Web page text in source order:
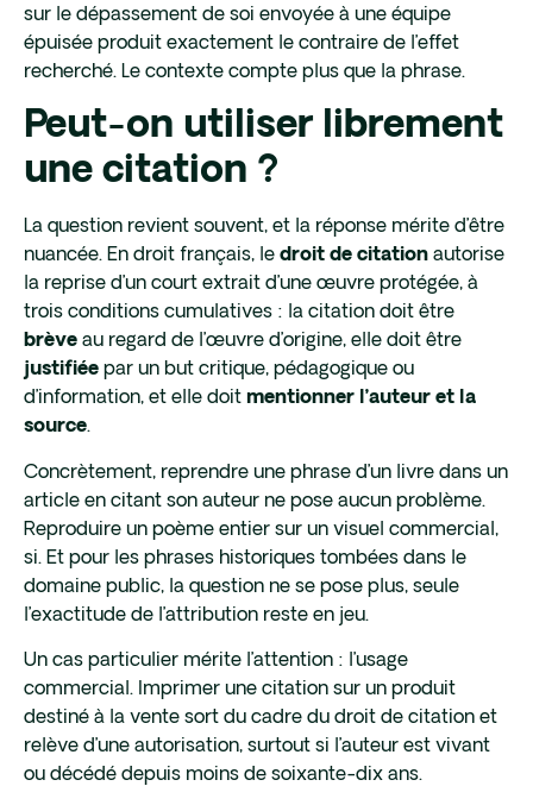
sur le dépassement de soi envoyée à une équipe
épuisée produit exactement le contraire de l’effet
recherché. Le contexte compte plus que la phrase.
Peut-on utiliser librement
une citation ?
La question revient souvent, et la réponse mérite d’être
nuancée. En droit français, le droit de citation autorise
la reprise d’un court extrait d’une œuvre protégée, à
trois conditions cumulatives : la citation doit être
brève au regard de l’œuvre d’origine, elle doit être
justifiée par un but critique, pédagogique ou
d’information, et elle doit mentionner l’auteur et la
source.
Concrètement, reprendre une phrase d’un livre dans un
article en citant son auteur ne pose aucun problème.
Reproduire un poème entier sur un visuel commercial,
si. Et pour les phrases historiques tombées dans le
domaine public, la question ne se pose plus, seule
l’exactitude de l’attribution reste en jeu.
Un cas particulier mérite l’attention : l’usage
commercial. Imprimer une citation sur un produit
destiné à la vente sort du cadre du droit de citation et
relève d’une autorisation, surtout si l’auteur est vivant
ou décédé depuis moins de soixante-dix ans.